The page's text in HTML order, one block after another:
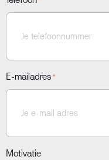
E-mailadres*
Motivatie